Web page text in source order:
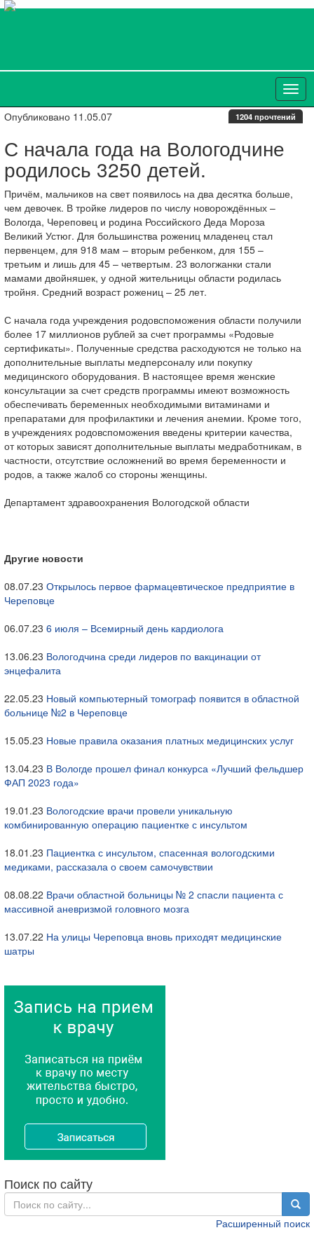
Опубликовано 11.05.07 1204 прочтений
С начала года на Вологодчине
родилось 3250 детей.
Причём, мальчиков на свет появилось на два десятка больше,
чем девочек. В тройке лидеров по числу новорождённых –
Вологда, Череповец и родина Российского Деда Мороза
Великий Устюг. Для большинства рожениц младенец стал
первенцем, для 918 мам – вторым ребенком, для 155 –
третьим и лишь для 45 – четвертым. 23 вологжанки стали
мамами двойняшек, у одной жительницы области родилась
тройня. Средний возраст рожениц – 25 лет.
С начала года учреждения родовспоможения области получили
более 17 миллионов рублей за счет программы «Родовые
сертификаты». Полученные средства расходуются не только на
дополнительные выплаты медперсоналу или покупку
медицинского оборудования. В настоящее время женские
консультации за счет средств программы имеют возможность
обеспечивать беременных необходимыми витаминами и
препаратами для профилактики и лечения анемии. Кроме того,
в учреждениях родовспоможения введены критерии качества,
от которых зависят дополнительные выплаты медработникам, в
частности, отсутствие осложнений во время беременности и
родов, а также жалоб со стороны женщины.
Департамент здравоохранения Вологодской области
Другие новости
08.07.23 Открылось первое фармацевтическое предприятие в
Череповце
06.07.23 6 июля – Всемирный день кардиолога
13.06.23 Вологодчина среди лидеров по вакцинации от
энцефалита
22.05.23 Новый компьютерный томограф появится в областной
больнице №2 в Череповце
15.05.23 Новые правила оказания платных медицинских услуг
13.04.23 В Вологде прошел финал конкурса «Лучший фельдшер
ФАП 2023 года»
19.01.23 Вологодские врачи провели уникальную
комбинированную операцию пациентке с инсультом
18.01.23 Пациентка с инсультом, спасенная вологодскими
медиками, рассказала о своем самочувствии
08.08.22 Врачи областной больницы № 2 спасли пациента с
массивной аневризмой головного мозга
13.07.22 На улицы Череповца вновь приходят медицинские
шатры
Поиск по сайту
Расширенный поиск